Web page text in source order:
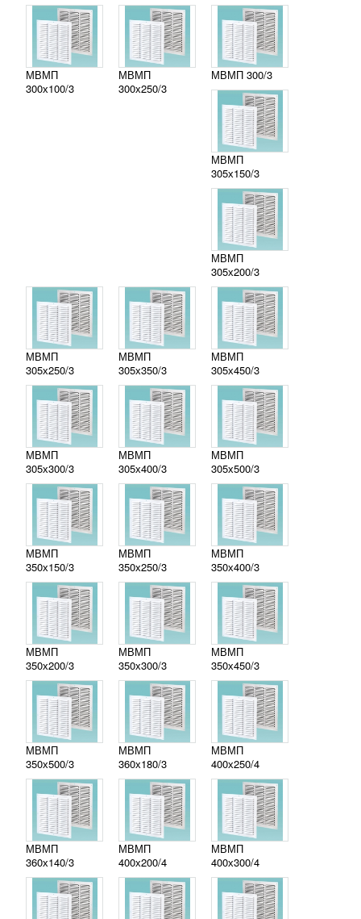
МВМП
300х100/3
МВМП
300х250/3
МВМП 300/3
МВМП
305х150/3
МВМП
305х200/3
МВМП
305х250/3
МВМП
305х300/3
МВМП
305х350/3
МВМП
305х400/3
МВМП
305х450/3
МВМП
305х500/3
МВМП
350х150/3
МВМП
350х200/3
МВМП
350х250/3
МВМП
350х300/3
МВМП
350х400/3
МВМП
350х450/3
МВМП
350х500/3
МВМП
360х140/3
МВМП
360х180/3
МВМП
400х200/4
МВМП
400х250/4
МВМП
400х300/4